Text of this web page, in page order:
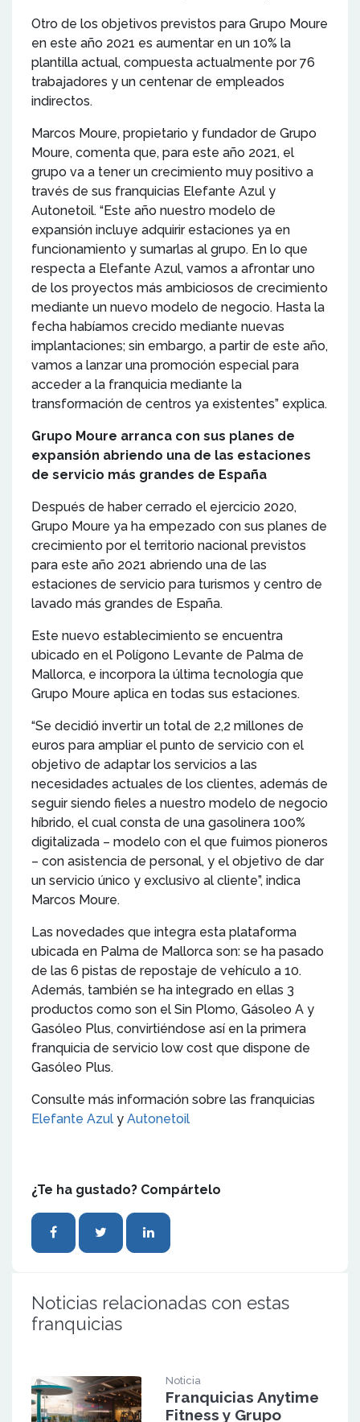
Otro de los objetivos previstos para Grupo Moure
en este año 2021 es aumentar en un 10% la
plantilla actual, compuesta actualmente por 76
trabajadores y un centenar de empleados
indirectos.
Marcos Moure, propietario y fundador de Grupo
Moure, comenta que, para este año 2021, el
grupo va a tener un crecimiento muy positivo a
través de sus franquicias Elefante Azul y
Autonetoil. “Este año nuestro modelo de
expansión incluye adquirir estaciones ya en
funcionamiento y sumarlas al grupo. En lo que
respecta a Elefante Azul, vamos a afrontar uno
de los proyectos más ambiciosos de crecimiento
mediante un nuevo modelo de negocio. Hasta la
fecha habíamos crecido mediante nuevas
implantaciones; sin embargo, a partir de este año,
vamos a lanzar una promoción especial para
acceder a la franquicia mediante la
transformación de centros ya existentes” explica.
Grupo Moure arranca con sus planes de
expansión abriendo una de las estaciones
de servicio más grandes de España
Después de haber cerrado el ejercicio 2020,
Grupo Moure ya ha empezado con sus planes de
crecimiento por el territorio nacional previstos
para este año 2021 abriendo una de las
estaciones de servicio para turismos y centro de
lavado más grandes de España.
Este nuevo establecimiento se encuentra
ubicado en el Polígono Levante de Palma de
Mallorca, e incorpora la última tecnología que
Grupo Moure aplica en todas sus estaciones.
“Se decidió invertir un total de 2,2 millones de
euros para ampliar el punto de servicio con el
objetivo de adaptar los servicios a las
necesidades actuales de los clientes, además de
seguir siendo fieles a nuestro modelo de negocio
híbrido, el cual consta de una gasolinera 100%
digitalizada – modelo con el que fuimos pioneros
– con asistencia de personal, y el objetivo de dar
un servicio único y exclusivo al cliente”, indica
Marcos Moure.
Las novedades que integra esta plataforma
ubicada en Palma de Mallorca son: se ha pasado
de las 6 pistas de repostaje de vehículo a 10.
Además, también se ha integrado en ellas 3
productos como son el Sin Plomo, Gásoleo A y
Gasóleo Plus, convirtiéndose así en la primera
franquicia de servicio low cost que dispone de
Gasóleo Plus.
Consulte más información sobre las franquicias
Elefante Azul y Autonetoil
¿Te ha gustado? Compártelo
Noticias relacionadas con estas
franquicias
Noticia
Franquicias Anytime
Fitness y Grupo